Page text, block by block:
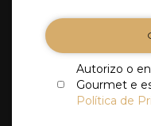
Autorizo o
Gourmet e
Política de